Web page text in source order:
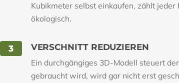
Kubikmeter selbst einkaufen, zählt
ökologisch.
3
VERSCHNITT REDUZIEREN
Ein durchgängiges 3D-Modell steuert
gebraucht wird, wird gar nicht erst